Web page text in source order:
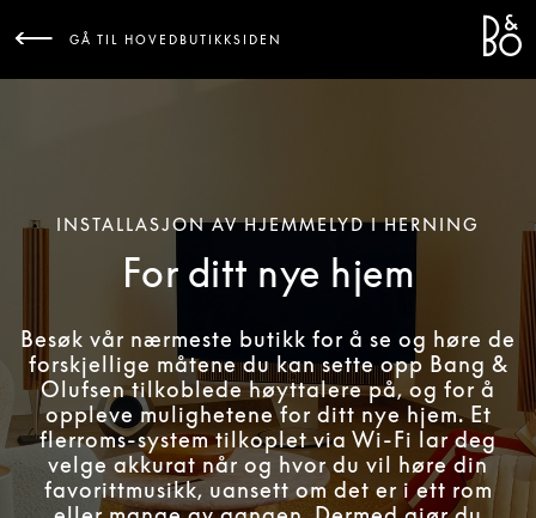
GÅ TIL HOVEDBUTIKKSIDEN
INSTALLASJON AV HJEMMELYD I HERNING
For ditt nye hjem
Besøk vår nærmeste butikk for å se og høre de
forskjellige måtene du kan sette opp Bang &
Olufsen tilkoblede høyttalere på, og for å
oppleve mulighetene for ditt nye hjem. Et
flerroms-system tilkoplet via Wi-Fi lar deg
velge akkurat når og hvor du vil høre din
favorittmusikk, uansett om det er i ett rom